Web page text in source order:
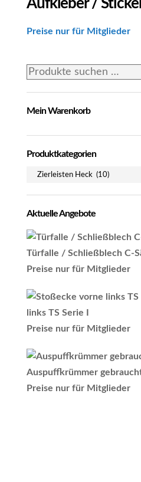
Aufkleber /
Preise nur für Mitglieder
Suchen
Mein Warenkorb
Produktkategorien
Aktuelle Angebote
Türfalle / Schließblech C-
Preise nur für Mitglieder
links TS Serie I
Preise nur für Mitglieder
Auspuffkrümmer
Preise nur für Mitglieder